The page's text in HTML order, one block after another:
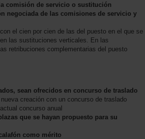
comisión de servicio o sustitución
negociada de las comisiones de servicio y
con el cien por cien de las del puesto en el que se
las sustituciones verticales. En las
retribuciones complementarias del puesto
sean ofrecidos en concurso de traslado
creación con un concurso de traslado
concurso anual
que se hayan propuesto para su
como mérito